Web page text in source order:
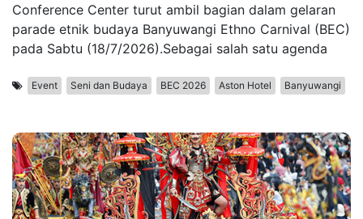
Conference Center turut ambil bagian dalam gelaran
parade etnik budaya Banyuwangi Ethno Carnival (BEC)
pada Sabtu (18/7/2026).Sebagai salah satu agenda
Event Seni dan Budaya BEC 2026 Aston Hotel Banyuwangi